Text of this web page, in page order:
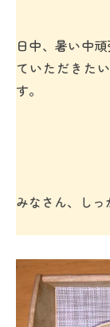
日中、暑い中
ていただきた
す。
みなさん、しっ